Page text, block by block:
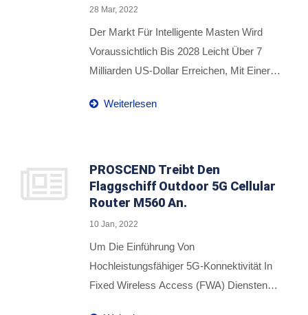
Erhalten Hat. Diese Richtlinie Besagt,
Dass Telekommunikationsdienstanbieter
(TSPs) Verpflichtet Sind, In Ihren
Netzwerken Nur Die Neuen
Verbinden, Die Als ‚Vertrauenswürdige
28 Mar, 2022
Der Markt Für Intelligente Masten Wird
Voraussichtlich Bis 2028 Leicht Über 7
Milliarden US-Dollar Erreichen, Mit Einer
Navigant Research. Mit Der Skalierung
Knotenpunkte In Unterschiedlichen
Umgebungen Stellen Sich Entscheidende
Herausforderungen Dar, Wie Zentrales
Management, Vereinfachte Bereitstellung
Und Echtzeit-Überwachung Aller Geräte
Über Netzwerke Angeboten Werden
Können, Um Den Administratoren Zu
Weiterlesen
PROSCEND Treibt Den
Flaggschiff Outdoor 5G Cellular
Router M560 An.
10 Jan, 2022
Um Die Einführung Von
Hochleistungsfähiger 5G-Konnektivität In
Fixed Wireless Access (FWA) Diensten